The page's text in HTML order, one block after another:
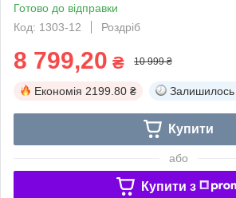
Готово до відправки
Код: 1303-12
Роздріб
8 799,20 ₴ 10 999 ₴
Економія 2199.80 ₴ Залишилось
Купити
або
Купити з